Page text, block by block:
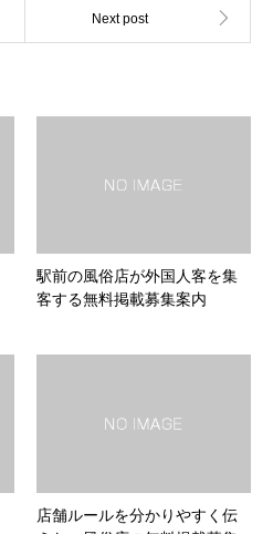
駅前の風俗店が外国人客を集
客する無料掲載募集案内
店舗ルールを分かりやすく伝